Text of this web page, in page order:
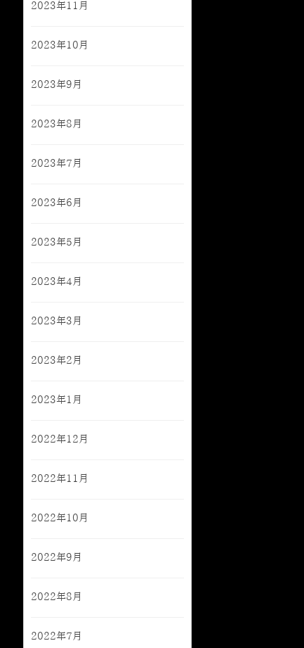
2023年11月
2023年10月
2023年9月
2023年8月
2023年7月
2023年6月
2023年5月
2023年4月
2023年3月
2023年2月
2023年1月
2022年12月
2022年11月
2022年10月
2022年9月
2022年8月
2022年7月